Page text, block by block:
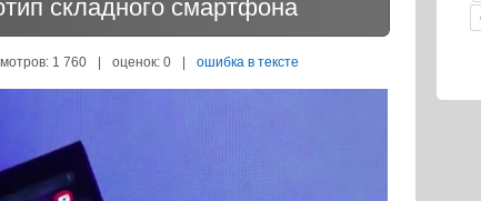
складного смартфона
1 760 | оценок: 0 | ошибка в тексте